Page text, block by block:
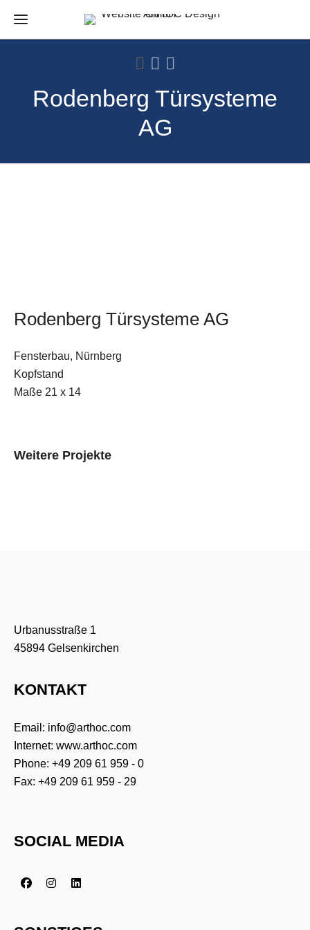
Rodenberg Türsysteme
AG
Rodenberg Türsysteme AG
Fensterbau, Nürnberg
Kopfstand
Maße 21 x 14
Weitere Projekte
Urbanusstraße 1
45894 Gelsenkirchen
KONTAKT
Email: info@arthoc.com
Internet: www.arthoc.com
Phone: +49 209 61 959 - 0
Fax: +49 209 61 959 - 29
SOCIAL MEDIA
E-Mail